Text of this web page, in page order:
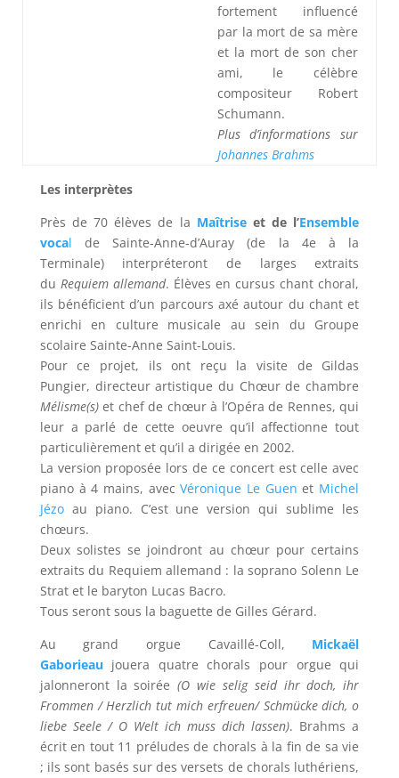
fortement influencé
par la mort de sa mère
et la mort de son cher
ami, le célèbre
compositeur Robert
Schumann.
Plus d’informations sur
Johannes Brahms
Les interprètes
Près de 70 élèves de la Maîtriseet de l’Ensemble
vocal de Sainte-Anne-d’Auray (de la 4e à la
Terminale) interpréteront de larges extraits
du Requiem allemand. Élèves en cursus chant choral,
ils bénéficient d’un parcours axé autour du chant et
enrichi en culture musicale au sein du Groupe
scolaire Sainte-Anne Saint-Louis.
Pour ce projet, ils ont reçu la visite de Gildas
Pungier, directeur artistique du Chœur de chambre
Mélisme(s)et chef de chœur à l’Opéra de Rennes, qui
leur a parlé de cette oeuvre qu’il affectionne tout
particulièrement et qu’il a dirigée en 2002.
La version proposée lors de ce concert est celle avec
piano à 4 mains, avecVéronique Le Guen et Michel
Jézoau piano. C’est une version qui sublime les
chœurs.
Deux solistes se joindront au chœur pour certains
extraits du Requiem allemand : la soprano Solenn Le
Strat et le baryton Lucas Bacro.
Tous seront sous la baguette de Gilles Gérard.
Au grand orgue Cavaillé-Coll, Mickaël
Gaborieau jouera quatre chorals pour orgue ​qui
jalonneront la soirée(O wie selig seid ihr doch, ihr
Frommen / Herzlich tut mich erfreuen/ Schmücke dich, o
liebe Seele / O Welt ich muss dich lassen). Brahms a
écrit en tout 11 préludes de chorals à la fin de sa vie
; ils sont basés sur des versets de chorals luthériens,